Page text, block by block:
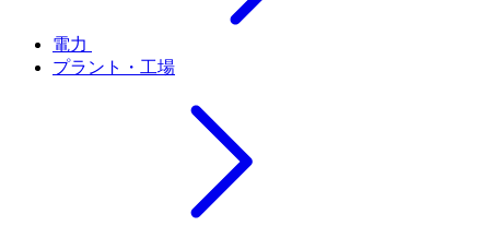
電力
プラント・工場